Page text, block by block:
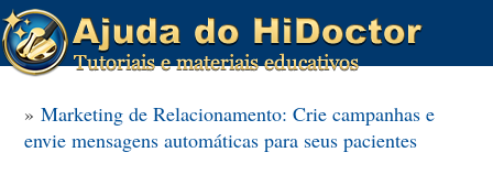
» Marketing de Relacionamento: Crie campanhas e
envie mensagens automáticas para seus pacientes